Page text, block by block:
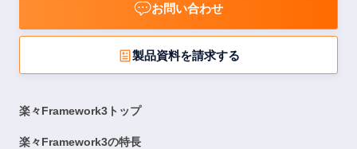
お問い合わせ
製品資料を請求する
楽々Framework3トップ
楽々Framework3の特長